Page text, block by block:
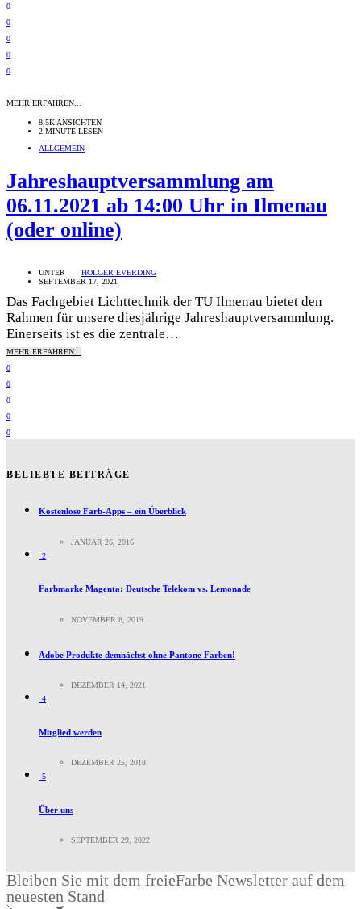
0
0
0
0
0
MEHR ERFAHREN...
8,5K ANSICHTEN
2 MINUTE LESEN
ALLGEMEIN
Jahreshauptversammlung am
06.11.2021 ab 14:00 Uhr in Ilmenau
(oder online)
UNTER
HOLGER EVERDING
SEPTEMBER 17, 2021
Das Fachgebiet Lichttechnik der TU Ilmenau bietet den
Rahmen für unsere diesjährige Jahreshauptversammlung.
Einerseits ist es die zentrale…
MEHR ERFAHREN...
0
0
0
0
0
BELIEBTE BEITRÄGE
Kostenlose Farb-Apps – ein Überblick
JANUAR 26, 2016
2
Farbmarke Magenta: Deutsche Telekom vs. Lemonade
NOVEMBER 8, 2019
Adobe Produkte demnächst ohne Pantone Farben!
DEZEMBER 14, 2021
4
Mitglied werden
DEZEMBER 25, 2018
5
Über uns
SEPTEMBER 29, 2022
Bleiben Sie mit dem freieFarbe Newsletter auf dem
neuesten Stand